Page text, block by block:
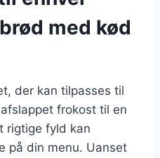
med kød
der kan tilpasses til
frokost til en
rigtige fyld kan
på din menu. Uanset